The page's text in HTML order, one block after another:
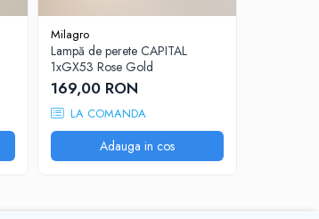
Milagro
Lampă de perete CAPITAL
1xGX53 Rose Gold
169,00 RON
LA COMANDA
Adauga in cos